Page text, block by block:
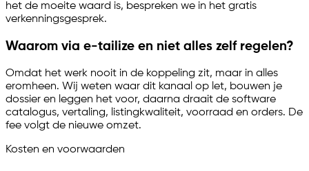
het de moeite waard is, bespreken we in het gratis
verkenningsgesprek.
Waarom via e-tailize en niet alles zelf regelen?
Omdat het werk nooit in de koppeling zit, maar in alles
eromheen. Wij weten waar dit kanaal op let, bouwen je
dossier en leggen het voor, daarna draait de software
catalogus, vertaling, listingkwaliteit, voorraad en orders. De
fee volgt de nieuwe omzet.
Kosten en voorwaarden